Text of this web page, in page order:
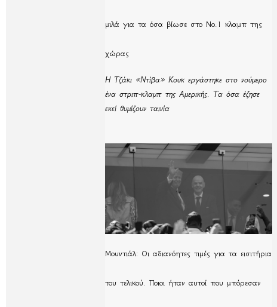
μιλά για τα όσα βίωσε στο Νο.1 κλαμπ της
χώρας
Η Τζάκι «Ντίβα» Κουκ εργάστηκε στο νούμερο
ένα στριπ-κλαμπ της Αμερικής. Τα όσα έζησε
εκεί θυμίζουν ταινία
Μουντιάλ: Οι αδιανόητες τιμές για τα εισιτήρια
του τελικού. Ποιοι ήταν αυτοί που μπόρεσαν